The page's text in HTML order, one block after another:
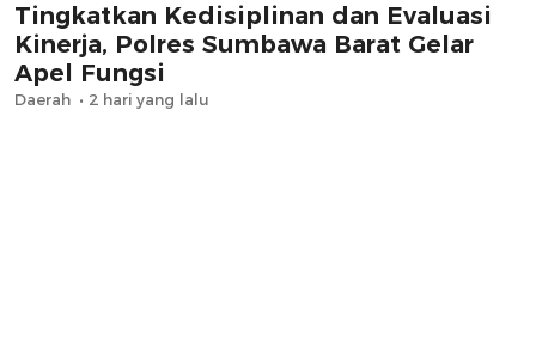
Tingkatkan Kedisiplinan dan Evaluasi
Kinerja, Polres Sumbawa Barat Gelar
Apel Fungsi
Daerah 2 hari yang lalu